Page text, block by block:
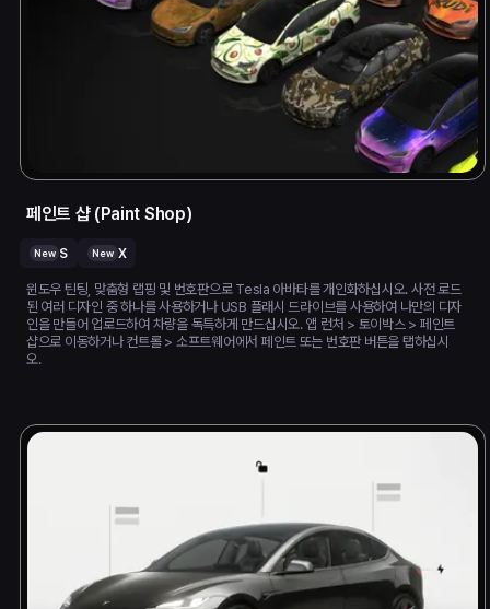
페인트 샵 (Paint Shop)
New S New X
윈도우 틴팅, 맞춤형 랩핑 및 번호판으로 Tesla 아바타를 개인화하십시오. 사전 로드
된 여러 디자인 중 하나를 사용하거나 USB 플래시 드라이브를 사용하여 나만의 디자
인을 만들어 업로드하여 차량을 독특하게 만드십시오. 앱 런처 > 토이박스 > 페인트
샵으로 이동하거나 컨트롤 > 소프트웨어에서 페인트 또는 번호판 버튼을 탭하십시
오.